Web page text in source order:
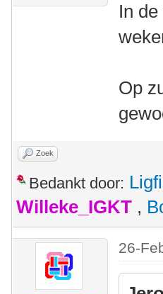
In
Op
Zoek
Bedankt door:
Willeke_IGKT ,
26-